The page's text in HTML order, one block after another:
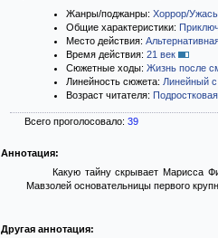
Жанры/поджанры: Хоррор/
Общие характеристики:
Место действия:
Время действия: 21 век
Сюжетные ходы: Жизнь после
Линейность сюжета: Линейный
Возраст читателя:
Всего проголосовало: 39
Аннотация:
Какую тайну скрывает Марисса
Мавзолей основательницы первого
Другая аннотация: